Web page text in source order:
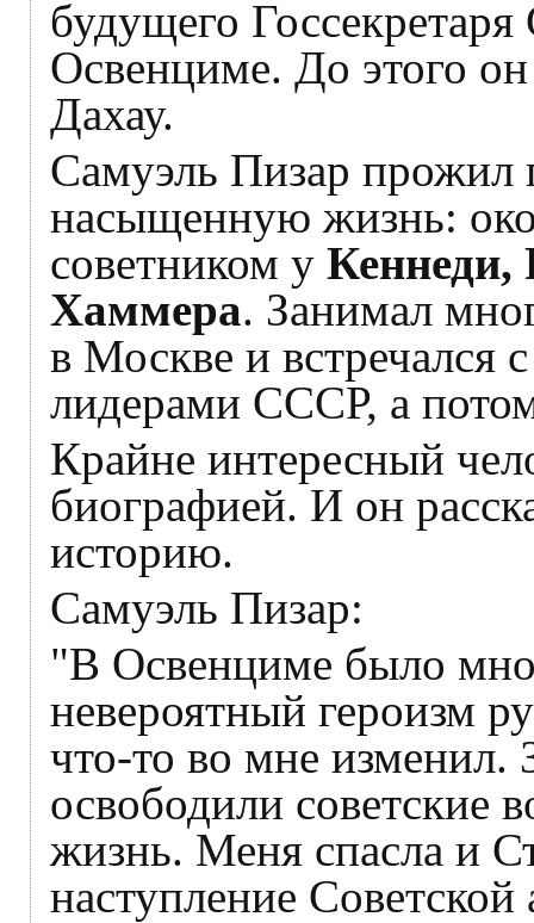
будущего
Освенциме. До этого
Дахау.
Самуэль Пизар прожил
насыщенную жизнь:
советником у Кеннеди,
Хаммера. Занимал
в Москве и встречался
лидерами СССР, а
Крайне интересный
биографией. И он
историю.
Самуэль Пизар:
"В Освенциме было
невероятный героизм
что-то во мне изменил.
освободили советские
жизнь. Меня спасла и
наступление